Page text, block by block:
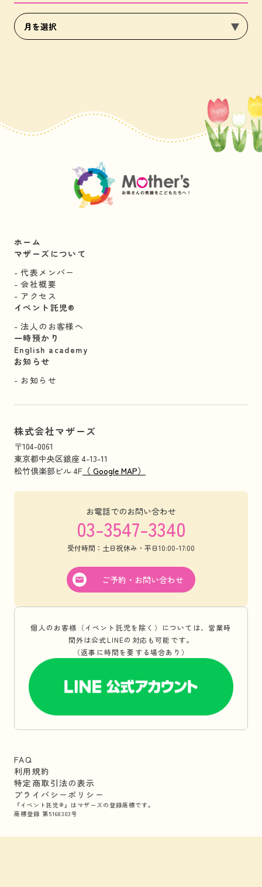
ホーム
マザーズについて
代表メンバー
会社概要
アクセス
イベント託児®︎
法人のお客様へ
一時預かり
English academy
お知らせ
お知らせ
株式会社マザーズ
〒104-0061
東京都中央区銀座 4-13-11
松竹倶楽部ビル 4F （ Google MAP）
お電話でのお問い合わせ
03-3547-3340
受付時間：土日祝休み・平日10:00-17:00
ご予約・お問い合わせ
個人のお客様（イベント託児を除く）については、営業時
間外は公式LINEの対応も可能です。
（返事に時間を要する場合あり）
FAQ
利用規約
特定商取引法の表示
プライバシーポリシー
『イベント託児®』はマザーズの登録商標です。
商標登録 第5168303号